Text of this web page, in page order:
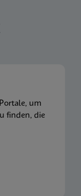
um
finden, die